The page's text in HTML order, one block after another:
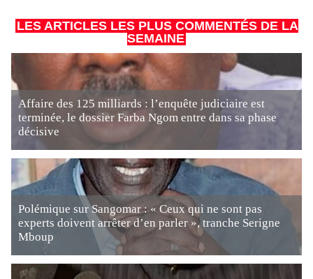
LES ARTICLES LES PLUS COMMENTÉS DE LA
SEMAINE
Affaire des 125 milliards : l’enquête judiciaire est
terminée, le dossier Farba Ngom entre dans sa phase
décisive
Polémique sur Sangomar : « Ceux qui ne sont pas
experts doivent arrêter d’en parler », tranche Serigne
Mboup